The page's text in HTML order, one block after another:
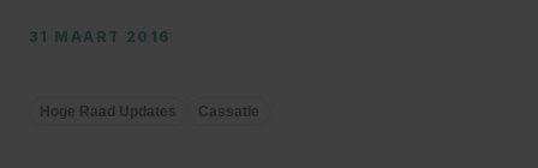
31 MAART 2016
Hoge Raad Updates Cassatie